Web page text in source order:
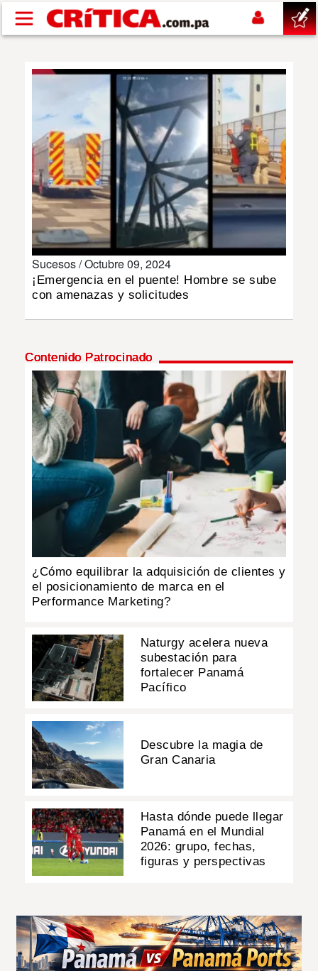
Pasar al contenido principal
NACIONAL
POLÍTICA
DEPORTES
MULTIMEDIA
IMPRESO
Sucesos /Octubre 09, 2024
¡Emergencia en el puente! Hombre se sube
con amenazas y solicitudes
Contenido Patrocinado
¿Cómo equilibrar la adquisición de clientes y
el posicionamiento de marca en el
Performance Marketing?
Naturgy acelera nueva
subestación para
fortalecer Panamá
Pacífico
Descubre la magia de
Gran Canaria
Hasta dónde puede llegar
Panamá en el Mundial
2026: grupo, fechas,
figuras y perspectivas